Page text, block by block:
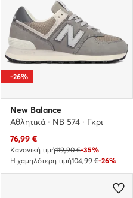
-26%
New Balance
Αθλητικά · NB 574 · Γκρι
Τρέχουσα τιμή
76,99 €
Κανονική τιμή119,90 €-35%
Η χαμηλότερη τιμή104,99 €-26%